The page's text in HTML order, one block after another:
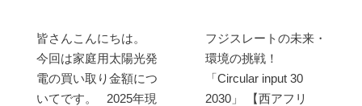
皆さんこんにちは。
今回は家庭用太陽光発
電の買い取り金額につ
いてです。 2025年現
フジスレートの未来・
環境の挑戦！
「Circular input 30
2030」 【西アフリ